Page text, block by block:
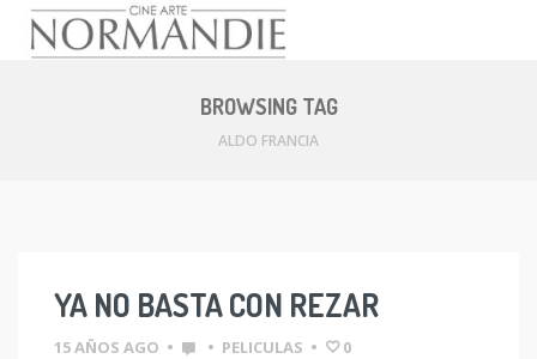
BROWSING TAG
ALDO FRANCIA
YA NO BASTA CON REZAR
15 AÑOS AGO • • PELICULAS • 0